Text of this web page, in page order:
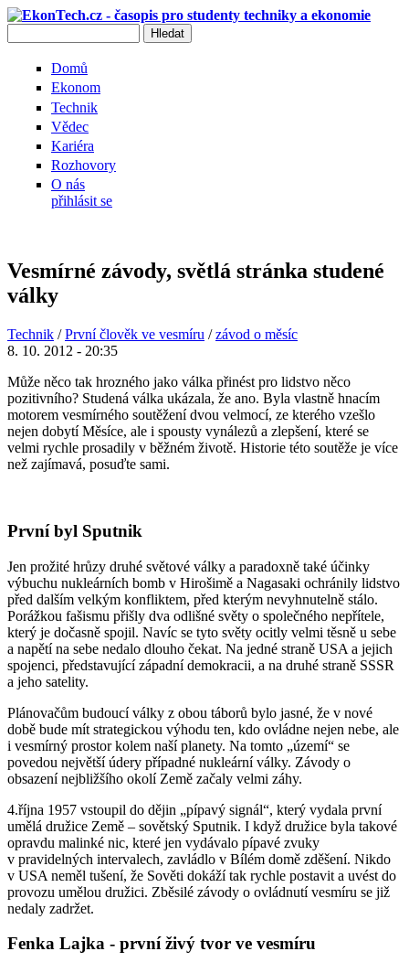
Přejít k hlavnímu obsahu
Domů
Ekonom
Technik
Vědec
Kariéra
Rozhovory
O nás
přihlásit se
Vesmírné závody, světlá stránka studené
války
Technik /První člověk ve vesmíru /závod o měsíc
8. 10. 2012 - 20:35
Může něco tak hrozného jako válka přinést pro lidstvo něco
pozitivního? Studená válka ukázala, že ano. Byla vlastně hnacím
motorem vesmírného soutěžení dvou velmocí, ze kterého vzešlo
nejen dobytí Měsíce, ale i spousty vynálezů a zlepšení, které se
velmi rychle prosadily v běžném životě. Historie této soutěže je více
než zajímavá, posuďte sami.
První byl Sputnik
Jen prožité hrůzy druhé světové války a paradoxně také účinky
výbuchu nukleárních bomb v Hirošimě a Nagasaki ochránily lidstvo
před dalším velkým konfliktem, před kterým nevyhnutelně stálo.
Porážkou fašismu přišly dva odlišné světy o společného nepřítele,
který je dočasně spojil. Navíc se tyto světy ocitly velmi těsně u sebe
a napětí na sebe nedalo dlouho čekat. Na jedné straně USA a jejich
spojenci, představující západní demokracii, a na druhé straně SSSR
a jeho satelity.
Plánovačům budoucí války z obou táborů bylo jasné, že v nové
době bude mít strategickou výhodu ten, kdo ovládne nejen nebe, ale
i vesmírný prostor kolem naší planety. Na tomto „území“ se
povedou největší údery případné nukleární války. Závody o
obsazení nejbližšího okolí Země začaly velmi záhy.
4.října 1957 vstoupil do dějin „pípavý signál“, který vydala první
umělá družice Země – sovětský Sputnik. I když družice byla takové
opravdu malinké nic, které jen vydávalo pípavé zvuky
v pravidelných intervalech, zavládlo v Bílém domě zděšení. Nikdo
v USA neměl tušení, že Sověti dokáží tak rychle postavit a uvést do
provozu umělou družici. Zběsilé závody o ovládnutí vesmíru se již
nedaly zadržet.
Fenka Lajka - první živý tvor ve vesmíru